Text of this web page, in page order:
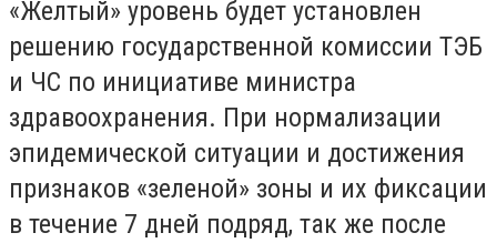
«Желтый» уровень будет установлен
решению государственной комиссии ТЭБ
и ЧС по инициативе министра
здравоохранения. При нормализации
эпидемической ситуации и достижения
признаков «зеленой» зоны и их фиксации
в течение 7 дней подряд, так же после